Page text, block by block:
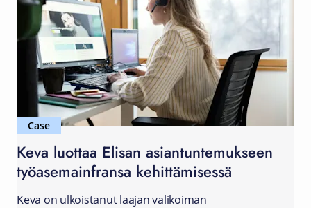
Case
Keva luottaa Elisan asiantuntemukseen
työasemainfransa kehittämisessä
Keva on ulkoistanut laajan valikoiman